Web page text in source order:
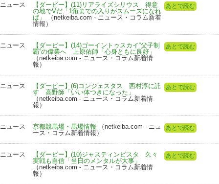
ニュース
【ダービー】(11)リアライズシリウス 得意
の地でVだ「1角までの入りがスムーズになれ
ば」
（netkeiba.com - ニュース・コラム新着
情報）
あとで読む
ニュース
【ダービー】(14)ゴーイントゥスカイ“父子制
覇”の偉業へ 上原佑師「心身ともに良好」
（netkeiba.com - ニュース・コラム新着情
報）
あとで読む
ニュース
【ダービー】(6)コンジェスタス 西村淳に託
す 高野師「いい体つきになった」
（netkeiba.com - ニュース・コラム新着情
報）
あとで読む
ニュース 京都競馬場・馬場情報 （netkeiba.com - ニュ
ース・コラム新着情報）
あとで読む
ニュース
【ダービー】(10)ジャスティンビスタ 久々
実戦も自信「当日のメンタルが大事」
（netkeiba.com - ニュース・コラム新着情
報）
あとで読む